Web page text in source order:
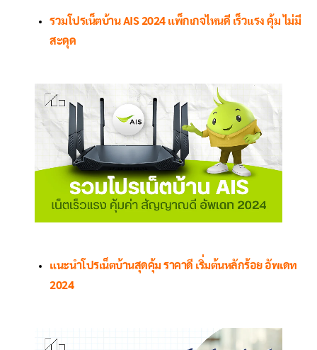
รวมโปรเน็ตบ้าน AIS 2024 แพ็กเกจไหนดี เร็วแรง คุ้ม ไม่มี
สะดุด
แนะนำโปรเน็ตบ้านสุดคุ้ม ราคาดี เริ่มต้นหลักร้อย อัพเดท
2024